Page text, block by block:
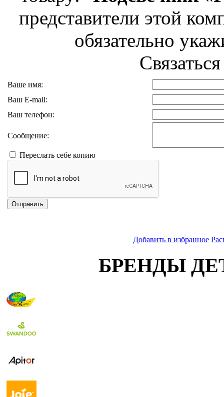
представители этой
обязательно
Ваше имя:
Ваш E-mail:
Ваш телефон:
Сообщение:
Переслать себе копию
Отправить
Добавить в избранное
БРЕНДЫ